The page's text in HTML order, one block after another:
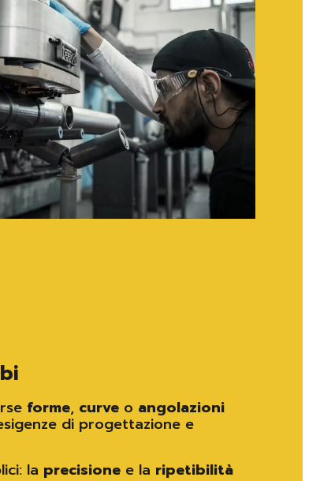
forme, curve o angolazioni
di progettazione e
la precisione e la ripetibilità